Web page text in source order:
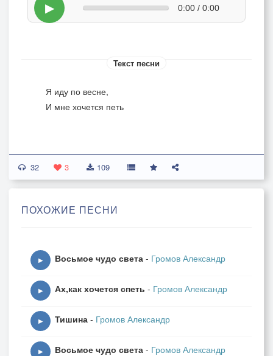
▶ 0:00 / 0:00
Текст песни
Я иду по весне,
И мне хочется петь
32 3 109
ПОХОЖИЕ ПЕСНИ
▶ Восьмое чудо света - Громов Александр
▶ Ах,как хочется спеть - Громов Александр
▶ Тишина - Громов Александр
▶ Восьмое чудо света - Громов Александр